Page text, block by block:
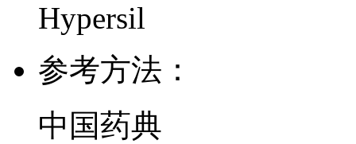
Hypersil
参考方法：
中国药典